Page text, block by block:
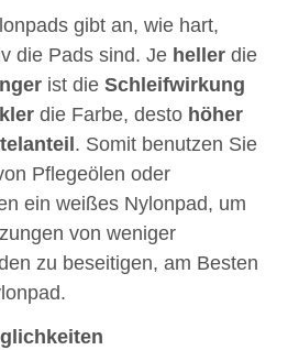
gibt an, wie hart,
die Pads sind. Je heller die
ist die Schleifwirkung
die Farbe, desto höher
. Somit benutzen Sie
Pflegeölen oder
ein weißes Nylonpad, um
von weniger
zu beseitigen, am Besten